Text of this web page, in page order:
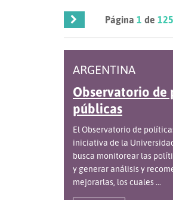
Página1 de125
ARGENTINA
Observatorio de
públicas
El Observatorio de
iniciativa de la
busca monitorear las
y generar análisis y
mejorarlas, los cuales ...